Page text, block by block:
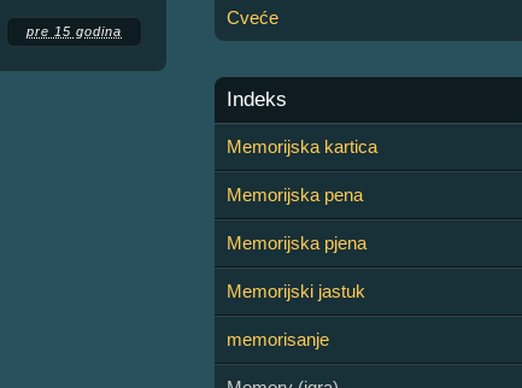
pre 15 godina
Cveće
Indeks
Memorijska kartica
Memorijska pena
Memorijska pjena
Memorijski jastuk
memorisanje